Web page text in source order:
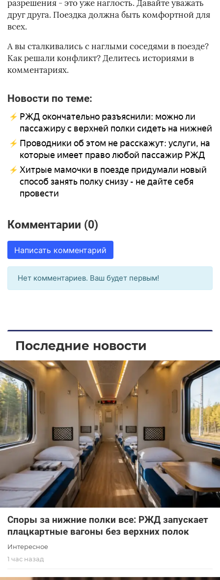
разрешения - это уже наглость. Давайте уважать
друг друга. Поездка должна быть комфортной для
всех.
А вы сталкивались с наглыми соседями в поезде?
Как решали конфликт? Делитесь историями в
комментариях.
Новости по теме:
РЖД окончательно разъяснили: можно ли
пассажиру с верхней полки сидеть на нижней
Проводники об этом не расскажут: услуги, на
которые имеет право любой пассажир РЖД
Хитрые мамочки в поезде придумали новый
способ занять полку снизу - не дайте себя
провести
Комментарии (0)
Написать комментарий
Нет комментариев. Ваш будет первым!
Последние новости
Споры за нижние полки все: РЖД запускает
плацкартные вагоны без верхних полок
Интересное
1 час назад